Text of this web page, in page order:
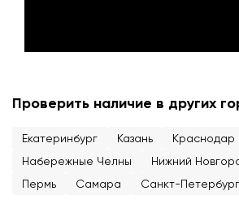
Проверить наличие в других
Екатеринбург Казань Краснодар
Набережные Челны
Нижний
Пермь
Самара Санкт-Петербург